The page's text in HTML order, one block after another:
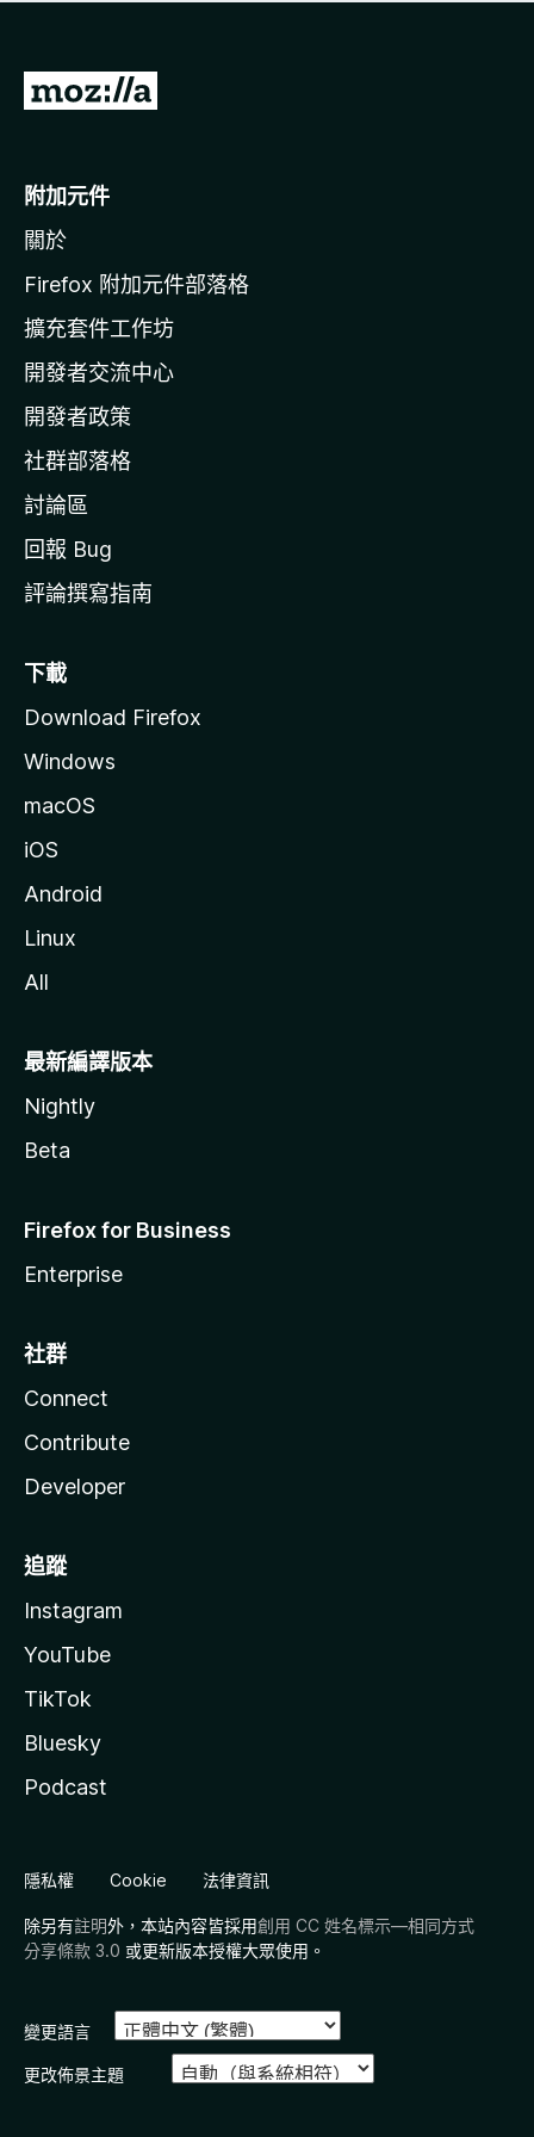
有
前
o
i
l
a
官
網
附加元件
關於
Firefox 附加元件部落格
擴充套件工作坊
開發者交流中心
開發者政策
社群部落格
討論區
回報 Bug
評論撰寫指南
下載
Download Firefox
Windows
macOS
iOS
Android
Linux
All
最新編譯版本
Nightly
Beta
Firefox for Business
Enterprise
社群
Connect
Contribute
Developer
追蹤
Instagram
YouTube
TikTok
Bluesky
Podcast
隱私權 Cookie 法律資訊
除另有註明外，本站內容皆採用創用 CC 姓名標示—相同方式
分享條款 3.0 或更新版本授權大眾使用。
變更語言
更改佈景主題